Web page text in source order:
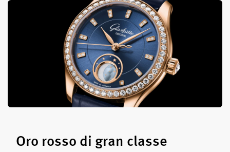
Oro rosso di gran classe